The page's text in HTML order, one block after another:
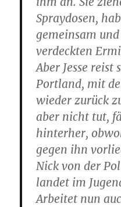
Spraydosen,
gemeinsam
verdeckten
Aber Jesse reist
Portland, mit
wieder zurück
aber nicht tut,
hinterher,
gegen ihn
Nick von der
landet im
Arbeitet nun